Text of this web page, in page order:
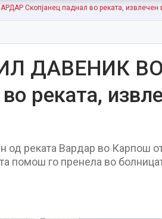
Скопјанец паднал во реката, извлечен
ДАВЕНИК
реката,
од реката Вардар во Карпош
помош го пренела во